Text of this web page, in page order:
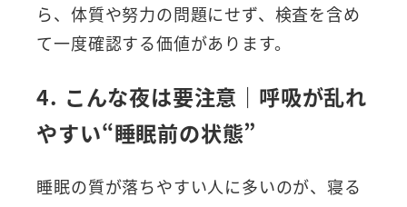
ら、体質や努力の問題にせず、検査を含め
て一度確認する価値があります。
4. こんな夜は要注意｜呼吸が乱れ
やすい“睡眠前の状態”
睡眠の質が落ちやすい人に多いのが、寝る